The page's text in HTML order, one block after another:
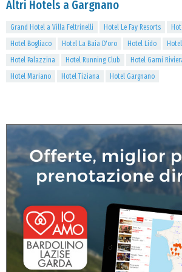
Altri Hotels a Gargnano
Grand Hotel a Villa Feltrinelli Hotel Le Fay Resorts
Hotel Bogliaco
Hotel La Baia D'oro Hotel Lido
Hotel Palazzina
Hotel Running Club Hotel Garni
Hotel Mariano
Hotel Tiziana Hotel Gargnano